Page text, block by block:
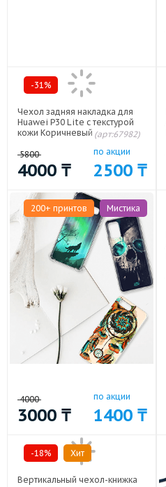
-31%
Чехол задняя накладка для
Huawei P30 Lite с текстурой
кожи Коричневый (арт:67982)
5800
4000 ₸
по акции
2500 ₸
200+ принтов Мистика
4000
3000 ₸
по акции
1400 ₸
-18% Хит
Вертикальный чехол-книжка